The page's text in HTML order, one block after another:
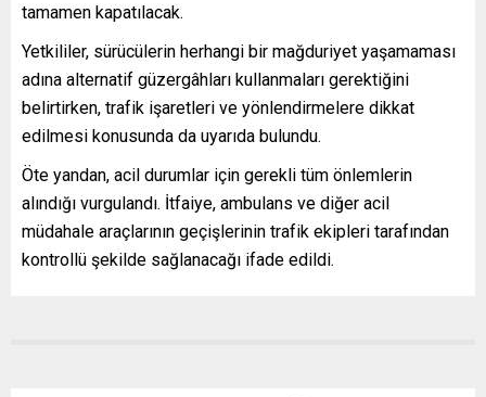
tamamen kapatılacak.
Yetkililer, sürücülerin herhangi bir mağduriyet yaşamaması
adına alternatif güzergâhları kullanmaları gerektiğini
belirtirken, trafik işaretleri ve yönlendirmelere dikkat
edilmesi konusunda da uyarıda bulundu.
Öte yandan, acil durumlar için gerekli tüm önlemlerin
alındığı vurgulandı. İtfaiye, ambulans ve diğer acil
müdahale araçlarının geçişlerinin trafik ekipleri tarafından
kontrollü şekilde sağlanacağı ifade edildi.